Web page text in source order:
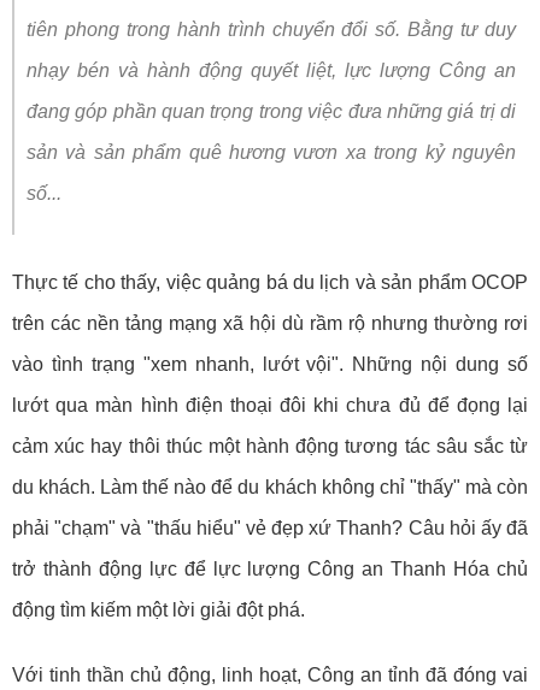
tiên phong trong hành trình chuyển đổi số. Bằng tư duy
nhạy bén và hành động quyết liệt, lực lượng Công an
đang góp phần quan trọng trong việc đưa những giá trị di
sản và sản phẩm quê hương vươn xa trong kỷ nguyên
số...
Thực tế cho thấy, việc quảng bá du lịch và sản phẩm OCOP
trên các nền tảng mạng xã hội dù rầm rộ nhưng thường rơi
vào tình trạng "xem nhanh, lướt vội". Những nội dung số
lướt qua màn hình điện thoại đôi khi chưa đủ để đọng lại
cảm xúc hay thôi thúc một hành động tương tác sâu sắc từ
du khách. Làm thế nào để du khách không chỉ "thấy" mà còn
phải "chạm" và "thấu hiểu" vẻ đẹp xứ Thanh? Câu hỏi ấy đã
trở thành động lực để lực lượng Công an Thanh Hóa chủ
động tìm kiếm một lời giải đột phá.
Với tinh thần chủ động, linh hoạt, Công an tỉnh đã đóng vai